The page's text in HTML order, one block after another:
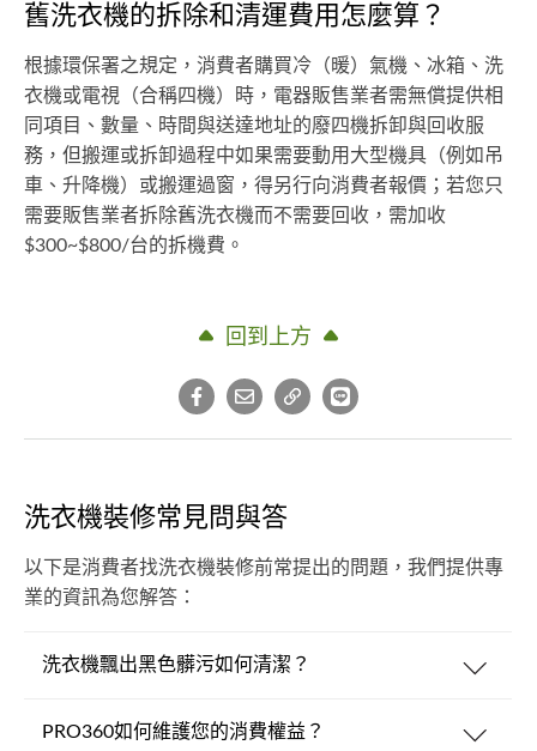
舊洗衣機的拆除和清運費用怎麼算？
根據環保署之規定，消費者購買冷（暖）氣機、冰箱、洗
衣機或電視（合稱四機）時，電器販售業者需無償提供相
同項目、數量、時間與送達地址的廢四機拆卸與回收服
務，但搬運或拆卸過程中如果需要動用大型機具（例如吊
車、升降機）或搬運過窗，得另行向消費者報價；若您只
需要販售業者拆除舊洗衣機而不需要回收，需加收
$300~$800/台的拆機費。
回到上方
洗衣機裝修常見問與答
以下是消費者找洗衣機裝修前常提出的問題，我們提供專
業的資訊為您解答：
洗衣機飄出黑色髒污如何清潔？
PRO360如何維護您的消費權益？